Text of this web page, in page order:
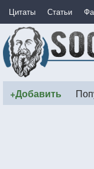
Цитаты Статьи
+Добавить